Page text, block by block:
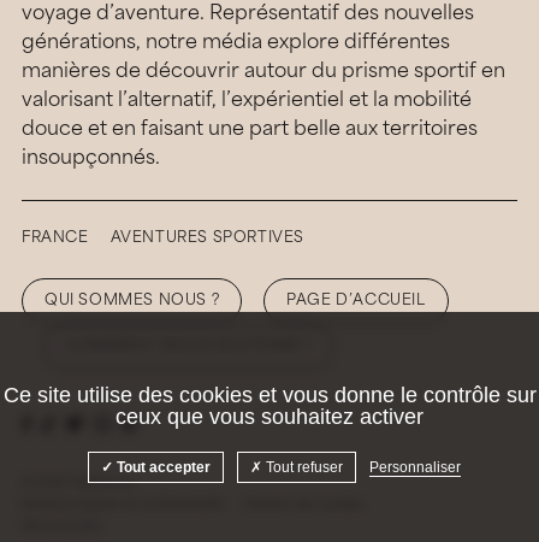
voyage d’aventure. Représentatif des nouvelles
générations, notre média explore différentes
manières de découvrir autour du prisme sportif en
valorisant l’alternatif, l’expérientiel et la mobilité
douce et en faisant une part belle aux territoires
insoupçonnés.
FRANCE AVENTURES SPORTIVES
QUI SOMMES NOUS ? PAGE D’ACCUEIL
© 2026 Hellolaroux
Ce site utilise des cookies et vous donne le contrôle sur
ceux que vous souhaitez activer
Tout accepter Tout refuser Personnaliser